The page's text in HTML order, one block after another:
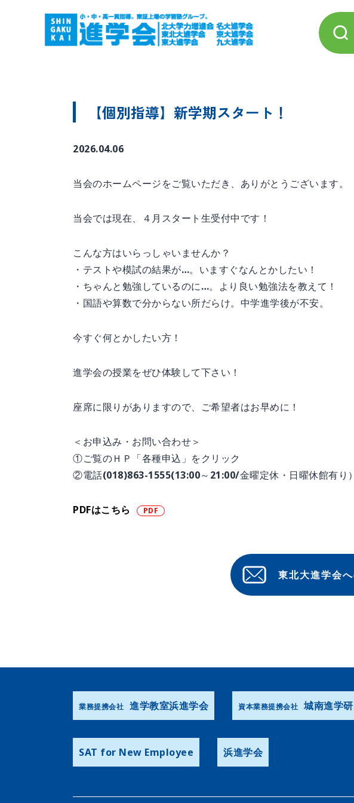
【個別指導】新学期スタート！
2026.04.06
当会のホームページをご覧いただき、ありがとうございます。
当会では現在、４月スタート生受付中です！
こんな方はいらっしゃいませんか？
・テストや模試の結果が…。いますぐなんとかしたい！
・ちゃんと勉強しているのに…。より良い勉強法を教えて！
・国語や算数で分からない所だらけ。中学進学後が不安。
今すぐ何とかしたい方！
進学会の授業をぜひ体験して下さい！
座席に限りがありますので、ご希望者はお早めに！
＜お申込み・お問い合わせ＞
①ご覧のＨＰ「各種申込」をクリック
②電話(018)863-1555(13:00～21:00/金曜定休・日曜休館有り）
PDFはこちら
東北大進学会
業務提携会社 進学教室浜進学会 資本業務提携会社 城南進学
SAT for New Employee 浜進学会